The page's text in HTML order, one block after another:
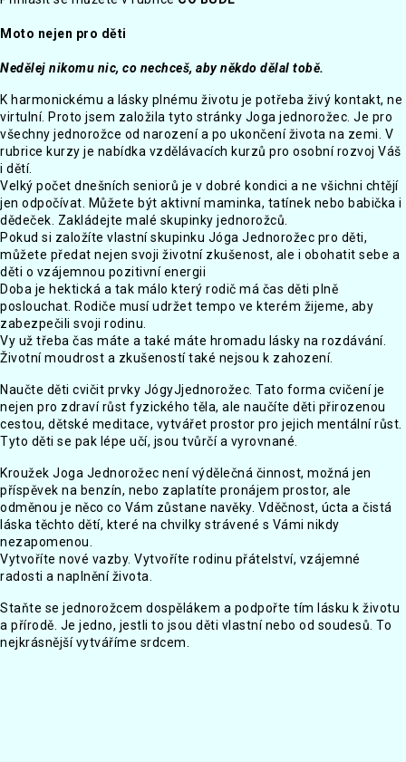
Moto nejen pro děti
Nedělej nikomu nic, co nechceš, aby někdo dělal tobě.
K harmonickému a lásky plnému životu je potřeba živý kontakt, ne
virtulní. Proto jsem založila tyto stránky Joga jednorožec. Je pro
všechny jednorožce od narození a po ukončení života na zemi. V
rubrice kurzy je nabídka vzdělávacích kurzů pro osobní rozvoj Váš
i dětí.
Velký počet dnešních seniorů je v dobré kondici a ne všichni chtějí
jen odpočívat. Můžete být aktivní maminka, tatínek nebo babička i
dědeček. Zakládejte malé skupinky jednorožců.
Pokud si založíte vlastní skupinku Jóga Jednorožec pro děti,
můžete předat nejen svoji životní zkušenost, ale i obohatit sebe a
děti o vzájemnou pozitivní energii
Doba je hektická a tak málo který rodič má čas děti plně
poslouchat. Rodiče musí udržet tempo ve kterém žijeme, aby
zabezpečili svoji rodinu.
Vy už třeba čas máte a také máte hromadu lásky na rozdávání.
Životní moudrost a zkušeností také nejsou k zahození.
Naučte děti cvičit prvky JógyJjednorožec. Tato forma cvičení je
nejen pro zdraví růst fyzického těla, ale naučíte děti přirozenou
cestou, dětské meditace, vytvářet prostor pro jejich mentální růst.
Tyto děti se pak lépe učí, jsou tvůrčí a vyrovnané.
Kroužek Joga Jednorožec není výdělečná činnost, možná jen
příspěvek na benzín, nebo zaplatíte pronájem prostor, ale
odměnou je něco co Vám zůstane navěky. Vděčnost, úcta a čistá
láska těchto dětí, které na chvilky strávené s Vámi nikdy
nezapomenou.
Vytvoříte nové vazby. Vytvoříte rodinu přátelství, vzájemné
radosti a naplnění života.
Staňte se jednorožcem dospělákem a podpořte tím lásku k životu
a přírodě. Je jedno, jestli to jsou děti vlastní nebo od soudesů. To
nejkrásnější vytváříme srdcem.